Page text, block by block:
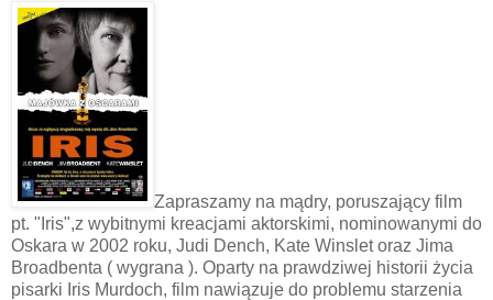
Zapraszamy na mądry, poruszający film
pt. "Iris",z wybitnymi kreacjami aktorskimi, nominowanymi do
Oskara w 2002 roku, Judi Dench, Kate Winslet oraz Jima
Broadbenta ( wygrana ). Oparty na prawdziwej historii życia
pisarki Iris Murdoch, film nawiązuje do problemu starzenia